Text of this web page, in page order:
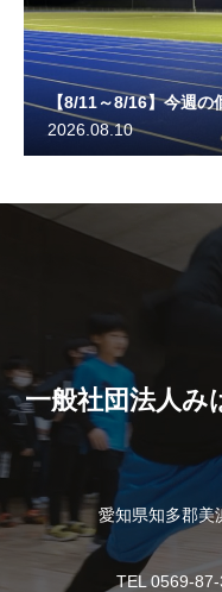
【8/11～8/16】今週
2026.08.10
一般社団法人み
愛知県知多郡美
TEL 0569-